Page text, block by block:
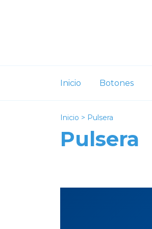
Inicio Botones
Inicio > Pulsera
Pulsera